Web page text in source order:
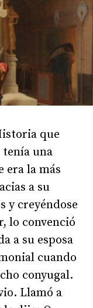
que
una
era la más
a su
y creyéndose
lo convenció
a su esposa
cuando
conyugal.
Llamó a